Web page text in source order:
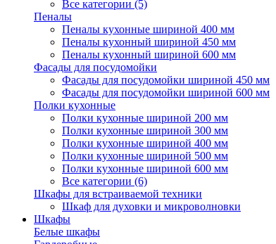
Все категории (5)
Пеналы
Пеналы кухонные шириной 400 мм
Пеналы кухонный шириной 450 мм
Пеналы кухонный шириной 600 мм
Фасады для посудомойки
Фасады для посудомойки шириной 450 мм
Фасады для посудомойки шириной 600 мм
Полки кухонные
Полки кухонные шириной 200 мм
Полки кухонные шириной 300 мм
Полки кухонные шириной 400 мм
Полки кухонные шириной 500 мм
Полки кухонные шириной 600 мм
Все категории (6)
Шкафы для встраиваемой техники
Шкаф для духовки и микроволновки
Шкафы
Белые шкафы